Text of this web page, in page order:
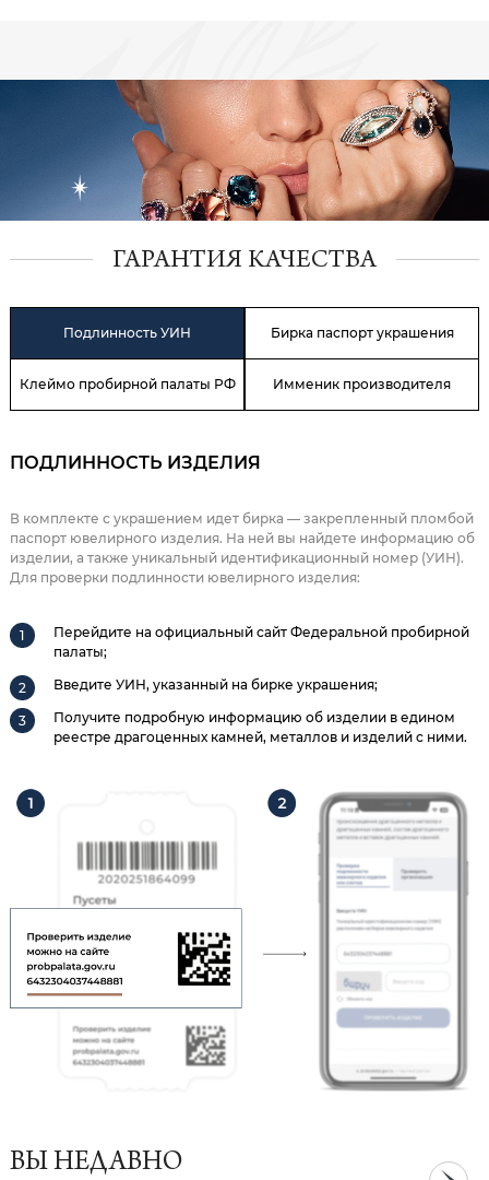
ГАРАНТИЯ КАЧЕСТВА
Подлинность УИН Бирка паспорт украшения
Клеймо пробирной палаты РФ Имменик производителя
ПОДЛИННОСТЬ ИЗДЕЛИЯ
В комплекте с украшением идет бирка — закрепленный пломбой
паспорт ювелирного изделия. На ней вы найдете информацию об
изделии, а также уникальный идентификационный номер (УИН).
Для проверки подлинности ювелирного изделия:
Перейдите на официальный сайт Федеральной пробирной
палаты;
Введите УИН, указанный на бирке украшения;
Получите подробную информацию об изделии в едином
реестре драгоценных камней, металлов и изделий с ними.
ВЫ НЕДАВНО